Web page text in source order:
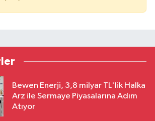
Bewen Enerji, 3,8 milyar TL'lik Halka
Arz ile Sermaye Piyasalarına Adım
Atıyor